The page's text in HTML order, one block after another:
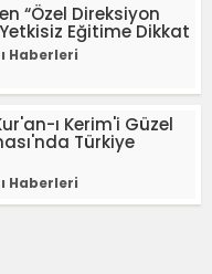
“Özel Direksiyon
Yetkisiz Eğitime Dikkat
Haberleri
ı Kerim'i Güzel
Türkiye
Haberleri